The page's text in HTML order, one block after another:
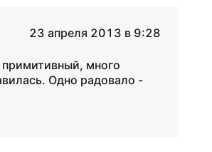
23 апреля 2013 в 9:28
примитивный, много
Одно радовало -